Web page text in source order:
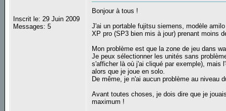
Inscrit le: 29 Juin 2009
Messages: 5
Bonjour à tous !
J'ai un portable fujitsu siemens, modèle
XP pro (SP3 bien mis à jour) prenant moins
Mon problème est que la zone de jeu dans
Je peux sélectionner les unités sans
s'afficher là où j'ai cliqué par exemple), mais
alors que je joue en solo.
De même, je n'ai aucun problème au niveau
Avant toutes choses, je dois dire que je
maximum !